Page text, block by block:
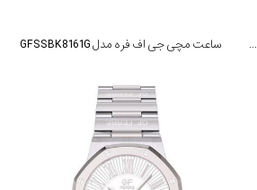
ساعت مچی جی اف فره مدل GFSS170036LZ ساعت مچی جی اف فره مدل GFSSBK8161G